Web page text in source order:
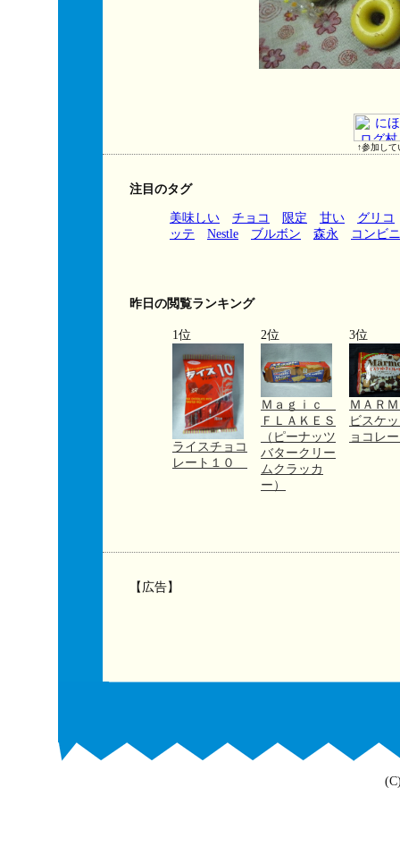
↑参加して
注目のタグ
美味しい チョコ 限定 甘い
グリコ
ッテ
Nestle ブルボン 森永 コンビニ
昨日の閲覧ランキング
1位
ライスチョコ
レート１０
2位
Ｍａｇｉｃ
ＦＬＡＫＥＳ
（ピーナッツ
バタークリー
ムクラッカ
ー）
3位
ＭＡＲ
ビスケ
ョコレ
【広告】